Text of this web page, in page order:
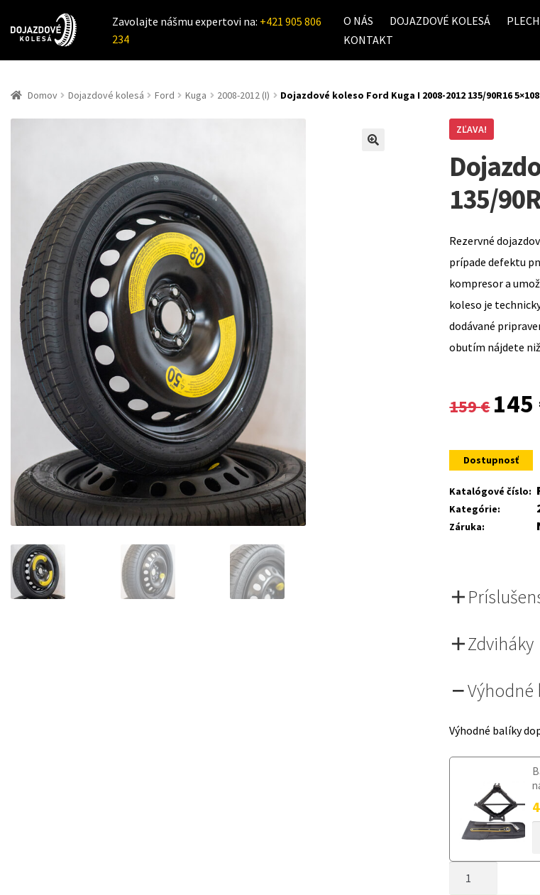
Zavolajte nášmu expertovi na: +421 905 806
234
O NÁS DOJAZDOVÉ KOLESÁ
KONTAKT
Domov Dojazdové kolesá Ford Kuga 2008-2012 (I) Dojazdové koleso Ford Kuga I 2008-2012 135/90R16 5×108
ZĽAVA!
135/
Rezervné
prípade defektu
kompresor a
koleso je
dodávané
obutím nájdete
159€
was:
159 €.
145
Dostupnosť
Katalógové číslo:
Kategórie:
Záruka:
Zdviháky
Výhodné balíky